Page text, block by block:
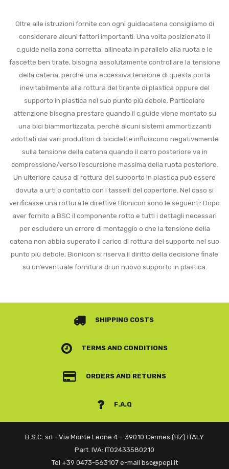
Oltre alle istruzioni fornite con ogni guidacatena consigliamo di
considerare alcuni fattori importanti: Una volta posizionato il
c.guide nella zona corretta, allineata in parallelo alla ruota e le
fascette ben tirate, bisogna assolutamente controllare la tensione
della catena, perchè una eccessiva tensione di questa porta
inevitabilmente alla rottura del tirante di plastica oppure del
supporto in plastica nel suo punto più debole. Particolare
attenzione bisogna prestare quando il c.guide viene montato su
una bici biammortizzata, perchè alcuni sistemi ammortizzanti
adottati dai vari produttori di biciclette influiscono negativamente
sulla tensione della catena quando il carro posteriore va in
compressione/verso l’escursione massima della ruota posteriore.
Un ulteriore causa di rottura del supporto in plastica può essere
dovuta a urti o contatto con i tasselli del copertone. Nel caso si
verificasse una rottura le direttive Bionicon sono le seguenti: Dopo
aver fornito a BSC il componente rotto e tutti i dettagli necessari
per escludere un errore di montaggio o che la tensione della
catena non abbia superato il carico di rottura del supporto nel suo
punto più debole, Bionicon si riserva il diritto della decisione finale
su un’eventuale fornitura di un nuovo supporto in plastica.
SHIPPING COSTS
TERMS AND CONDITIONS
ORDERS AND RETURNS
F.A.Q
B.S.C. srl - Via Monte Leone 4 – 39010 Cermes (BZ) ITALY
Part. IVA: IT02433580210
Tel +39 0473-563107 e-mail bsc@pepi.it